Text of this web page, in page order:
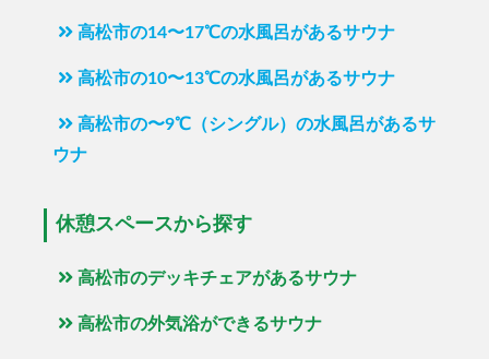
高松市の14〜17℃の水風呂があるサウナ
高松市の10〜13℃の水風呂があるサウナ
高松市の〜9℃（シングル）の水風呂があるサ
ウナ
休憩スペースから探す
高松市のデッキチェアがあるサウナ
高松市の外気浴ができるサウナ